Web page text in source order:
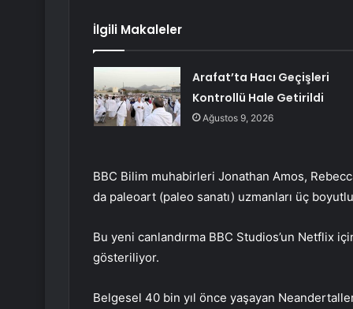
İlgili Makaleler
Arafat’ta Hacı Geçişleri
Kontrollü Hale Getirildi
Ağustos 9, 2026
BBC Bilim muhabirleri Jonathan Amos,
da paleoart (paleo sanatı) uzmanları üç
Bu yeni canlandırma BBC Studios’un Netflix
gösteriliyor.
Belgesel 40 bin yıl önce yaşayan